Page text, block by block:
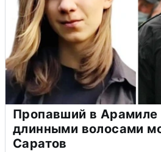
Пропавший в Арамиле
длинными волосами
Саратов